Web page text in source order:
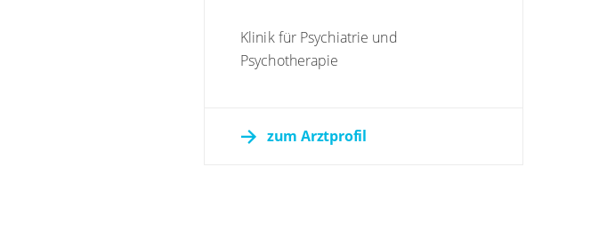
Klinik für Psychiatrie und
Psychotherapie
zum Arztprofil